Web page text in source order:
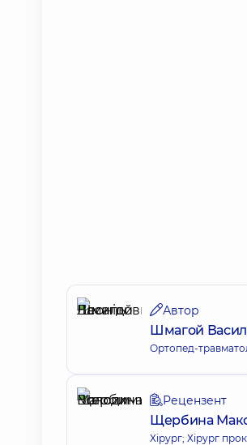
Автор
Шмагой
Ортопед-
Рецензент
Щербина
Хірург; Хірург